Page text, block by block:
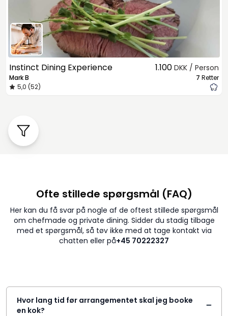
Instinct Dining Experience
Mark B
5,0 (52)
1.100 DKK / Person
7 Retter
Ofte stillede spørgsmål (FAQ)
Her kan du få svar på nogle af de oftest stillede spørgsmål
om chefmade og private dining. Sidder du stadig tilbage
med et spørgsmål, så tøv ikke med at tage kontakt via
chatten eller på+45 70222327
Hvor lang tid før arrangementet skal jeg booke
en kok?